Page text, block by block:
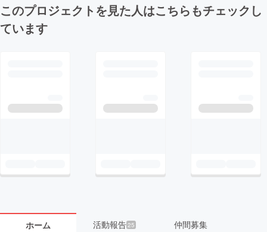
このプロジェクトを見た人はこちらもチェックし
ています
ホーム 活動報告 25 仲間募集